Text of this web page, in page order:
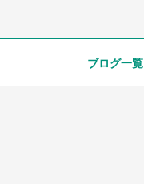
ブログ一覧